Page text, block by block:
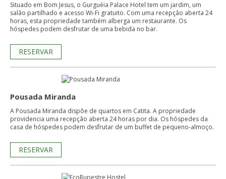
Situado em Bom Jesus, o Gurguéia Palace Hotel tem um jardim, um
salão partilhado e acesso Wi-Fi gratuito. Com uma recepção aberta 24
horas, esta propriedade também alberga um restaurante. Os
hóspedes podem desfrutar de uma bebida no bar.
RESERVAR
Pousada Miranda
A Pousada Miranda dispõe de quartos em Catita. A propriedade
providencia uma recepção aberta 24 horas por dia. Os hóspedes da
casa de hóspedes podem desfrutar de um buffet de pequeno-almoço.
RESERVAR